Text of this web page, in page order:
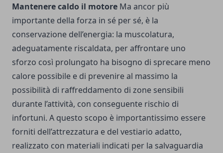
Mantenere caldo il motore Ma ancor più
importante della forza in sé per sé, è la
conservazione dell’energia: la muscolatura,
adeguatamente riscaldata, per affrontare uno
sforzo così prolungato ha bisogno di sprecare meno
calore possibile e di prevenire al massimo la
possibilità di raffreddamento di zone sensibili
durante l’attività, con conseguente rischio di
infortuni. A questo scopo è importantissimo essere
forniti dell’attrezzatura e del vestiario adatto,
realizzato con materiali indicati per la salvaguardia